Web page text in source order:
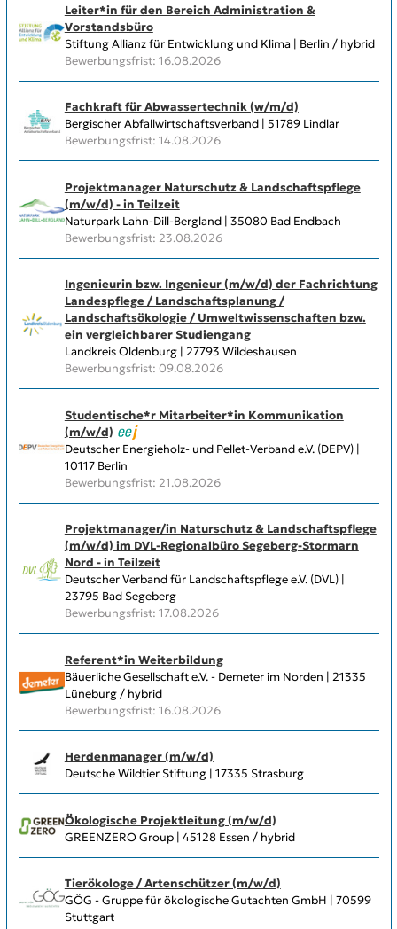
Leiter*in für den Bereich Administration &
Vorstandsbüro
Stiftung Allianz für Entwicklung und Klima | Berlin / hybrid
Bewerbungsfrist: 16.08.2026
Fachkraft für Abwassertechnik (w/m/d)
Bergischer Abfallwirtschaftsverband | 51789 Lindlar
Bewerbungsfrist: 14.08.2026
Projektmanager Naturschutz & Landschaftspflege
(m/w/d) - in Teilzeit
Naturpark Lahn-Dill-Bergland | 35080 Bad Endbach
Bewerbungsfrist: 23.08.2026
Ingenieurin bzw. Ingenieur (m/w/d) der Fachrichtung
Landespflege / Landschaftsplanung /
Landschaftsökologie / Umweltwissenschaften bzw.
ein vergleichbarer Studiengang
Landkreis Oldenburg | 27793 Wildeshausen
Bewerbungsfrist: 09.08.2026
Studentische*r Mitarbeiter*in Kommunikation
(m/w/d)
Deutscher Energieholz- und Pellet-Verband e.V. (DEPV) |
10117 Berlin
Bewerbungsfrist: 21.08.2026
Projektmanager/in Naturschutz & Landschaftspflege
(m/w/d) im DVL-Regionalbüro Segeberg-Stormarn
Nord - in Teilzeit
Deutscher Verband für Landschaftspflege e.V. (DVL) |
23795 Bad Segeberg
Bewerbungsfrist: 17.08.2026
Referent*in Weiterbildung
Bäuerliche Gesellschaft e.V. - Demeter im Norden | 21335
Lüneburg / hybrid
Bewerbungsfrist: 16.08.2026
Herdenmanager (m/w/d)
Deutsche Wildtier Stiftung | 17335 Strasburg
Ökologische Projektleitung (m/w/d)
GREENZERO Group | 45128 Essen / hybrid
Tierökologe / Artenschützer (m/w/d)
GÖG - Gruppe für ökologische Gutachten GmbH | 70599
Stuttgart